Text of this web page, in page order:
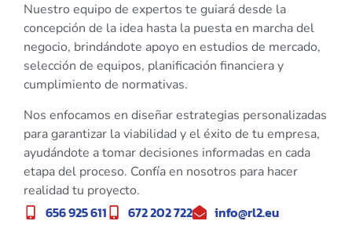
Nuestro equipo de expertos te guiará desde la
concepción de la idea hasta la puesta en marcha del
negocio, brindándote apoyo en estudios de mercado,
selección de equipos, planificación financiera y
cumplimiento de normativas.
Nos enfocamos en diseñar estrategias personalizadas
para garantizar la viabilidad y el éxito de tu empresa,
ayudándote a tomar decisiones informadas en cada
etapa del proceso. Confía en nosotros para hacer
realidad tu proyecto.
656 925 611 672 202 722 info@rl2.eu